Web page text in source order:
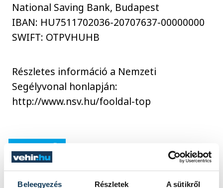
Beleegyezés Részletek A sütikről
National Saving Bank, Budapest
IBAN: HU7511702036-20707637-00000000
SWIFT: OTPVHUHB
Részletes információ a Nemzeti
Segélyvonal honlapján:
http://www.nsv.hu/fooldal-top
közérdekű